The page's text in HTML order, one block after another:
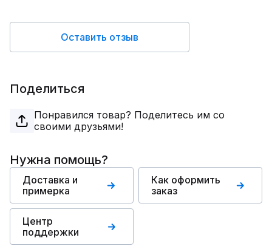
Оставить отзыв
Поделиться
Понравился товар? Поделитесь им со
своими друзьями!
Нужна помощь?
Доставка и
примерка
Как оформить
заказ
Центр
поддержки